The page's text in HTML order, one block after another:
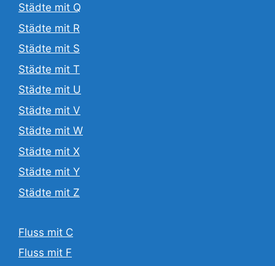
Städte mit Q
Städte mit R
Städte mit S
Städte mit T
Städte mit U
Städte mit V
Städte mit W
Städte mit X
Städte mit Y
Städte mit Z
Fluss mit C
Fluss mit F